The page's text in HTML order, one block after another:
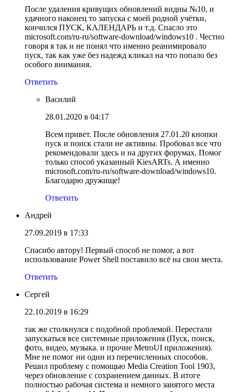
После удаления кривущих обновлений видны №10, и
удачного наконец то запуска с моей родной учётки,
кончился ПУСК, КАЛЕНДАРЬ и т.д. Спасло это
microsoft.com/ru-ru/software-download/windows10 . Честно
говоря я так и не понял что именно реанимировало
пуск, так как уже без надежд кликал на что попало без
особого внимания.
Ответить
Василий
28.01.2020 в 04:17
Всем привет. После обновления 27.01.20 кнопки
пуск и поиск стали не активны. Пробовал все что
рекомендовали здесь и на других форумах. Помог
только способ указанный KiesARTs. А именно
microsoft.com/ru-ru/software-download/windows10.
Благодарю дружище!
Ответить
Андрей
27.09.2019 в 17:33
Спасибо автору! Первый способ не помог, а вот
использование Power Shell поставило всё на свои места.
Ответить
Сергей
22.10.2019 в 16:29
так же столкнулся с подобной проблемой. Перестали
запускаться все системные приложения (Пуск, поиск,
фото, видео, музыка. и прочие MetroUI приложения).
Мне не помог ни один из перечисленных способов.
Решил проблему с помощью Media Creation Tool 1903,
через обновление с сохранением данных. В итоге
полностью рабочая система и немного занятого места